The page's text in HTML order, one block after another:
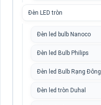
Đèn LED tròn
Đèn led bulb Nanoco
Đèn led Bulb Philips
Đèn led Bulb Rạng Đông
Đèn led tròn Duhal